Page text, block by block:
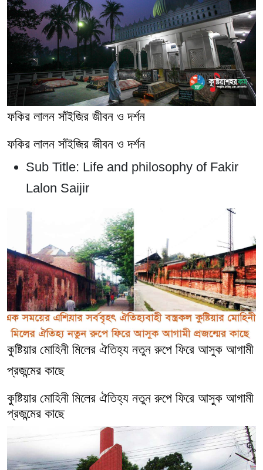
ফকির লালন সাঁইজির জীবন ও দর্শন
ফকির লালন সাঁইজির জীবন ও দর্শন
Sub Title: Life and philosophy of Fakir
Lalon Saijir
কুষ্টিয়ার মোহিনী মিলের ঐতিহ্য নতুন রুপে ফিরে আসুক আগামী
প্রজন্মের কাছে
কুষ্টিয়ার মোহিনী মিলের ঐতিহ্য নতুন রুপে ফিরে আসুক আগামী
প্রজন্মের কাছে